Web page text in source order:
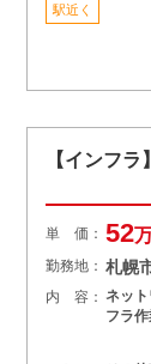
駅近く
【インフ
単 価： 52
勤務地： 札幌
内 容： ネッ
フラ